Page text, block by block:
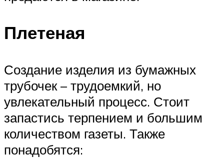
Плетеная
Создание изделия из бумажных
трубочек – трудоемкий, но
увлекательный процесс. Стоит
запастись терпением и большим
количеством газеты. Также
понадобятся: